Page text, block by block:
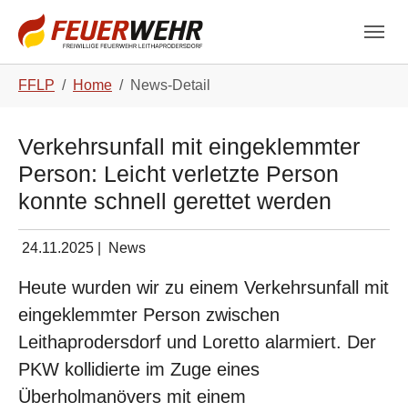
FFLP Home News-Detail
Verkehrsunfall mit eingeklemmter
Person: Leicht verletzte Person
konnte schnell gerettet werden
24.11.2025 News
Heute wurden wir zu einem Verkehrsunfall mit
eingeklemmter Person zwischen
Leithaprodersdorf und Loretto alarmiert. Der
PKW kollidierte im Zuge eines
Überholmanövers mit einem